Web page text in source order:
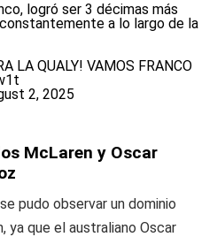
logró ser 3 décimas más
a lo largo de la
LA QUALY! VAMOS FRANCO
2, 2025
McLaren y Oscar
pudo observar un dominio
que el australiano Oscar